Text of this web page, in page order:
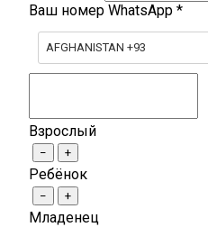
Ваш номер WhatsApp *
AFGHANISTAN +93
Взрослый
− +
Ребёнок
− +
Младенец